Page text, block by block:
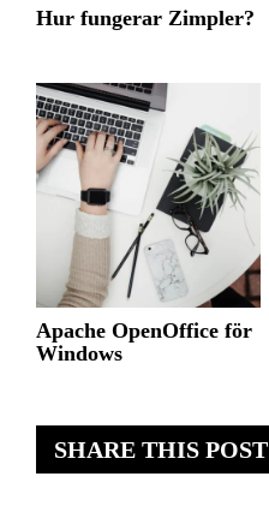
SHARE THIS POST
Hur fungerar Zimpler?
Apache OpenOffice för
Windows